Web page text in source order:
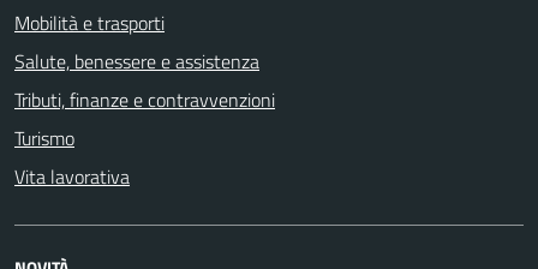
Mobilità e trasporti
Salute, benessere e assistenza
Tributi, finanze e contravvenzioni
Turismo
Vita lavorativa